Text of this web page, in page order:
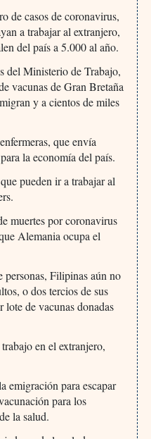
de casos de coronavirus,
a trabajar al extranjero,
del país a 5.000 al año.
del Ministerio de Trabajo,
vacunas de Gran Bretaña
y a cientos de miles
que envía
la economía del país.
pueden ir a trabajar al
muertes por coronavirus
Alemania ocupa el
personas, Filipinas aún no
o dos tercios de sus
lote de vacunas donadas
en el extranjero,
emigración para escapar
para los
la salud.